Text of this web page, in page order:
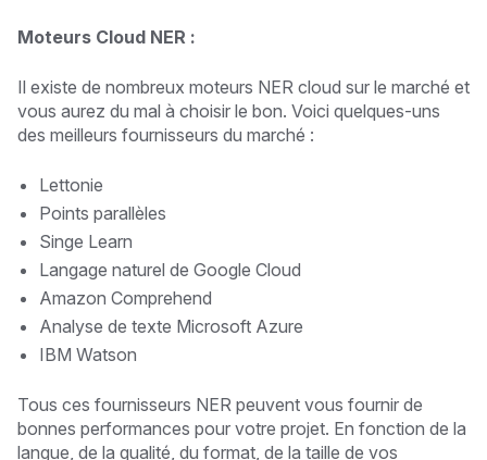
Moteurs Cloud NER :
Il existe de nombreux moteurs NER cloud sur le marché et
vous aurez du mal à choisir le bon. Voici quelques-uns
des meilleurs fournisseurs du marché :
Lettonie
Points parallèles
Singe Learn
Langage naturel de Google Cloud
Amazon Comprehend
Analyse de texte Microsoft Azure
IBM Watson
Tous ces fournisseurs NER peuvent vous fournir de
bonnes performances pour votre projet. En fonction de la
langue, de la qualité, du format, de la taille de vos